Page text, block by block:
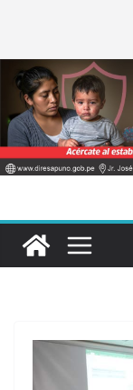
contenido